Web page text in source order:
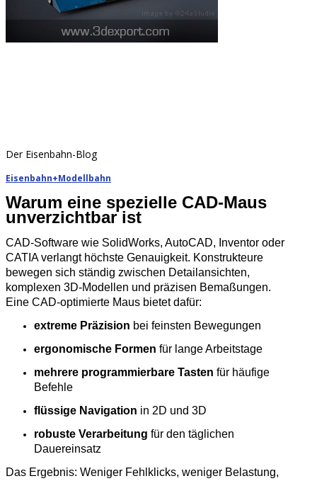
Der Eisenbahn-Blog
Eisenbahn+Modellbahn
Warum eine spezielle CAD‑Maus
unverzichtbar ist
CAD‑Software wie SolidWorks, AutoCAD, Inventor oder
CATIA verlangt höchste Genauigkeit. Konstrukteure
bewegen sich ständig zwischen Detailansichten,
komplexen 3D‑Modellen und präzisen Bemaßungen.
Eine CAD‑optimierte Maus bietet dafür:
extreme Präzision bei feinsten Bewegungen
ergonomische Formen für lange Arbeitstage
mehrere programmierbare Tasten für häufige
Befehle
flüssige Navigation in 2D und 3D
robuste Verarbeitung für den täglichen
Dauereinsatz
Das Ergebnis: Weniger Fehlklicks, weniger Belastung,